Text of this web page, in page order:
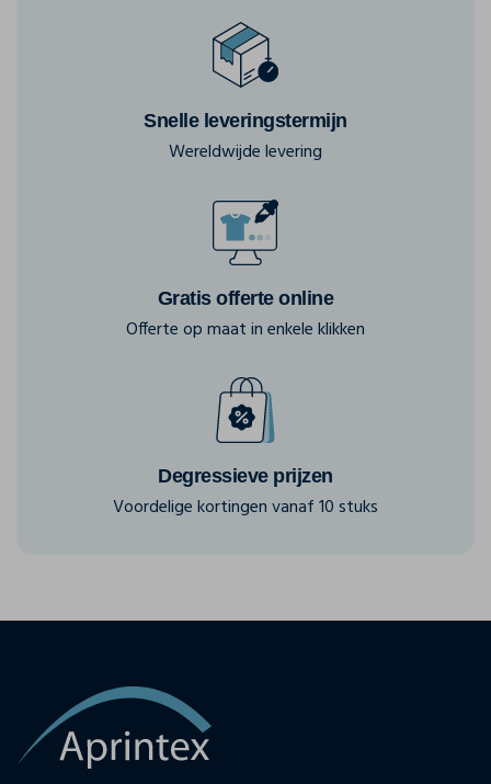
Snelle leveringstermijn
Wereldwijde levering
Gratis offerte online
Offerte op maat in enkele klikken
Degressieve prijzen
Voordelige kortingen vanaf 10 stuks